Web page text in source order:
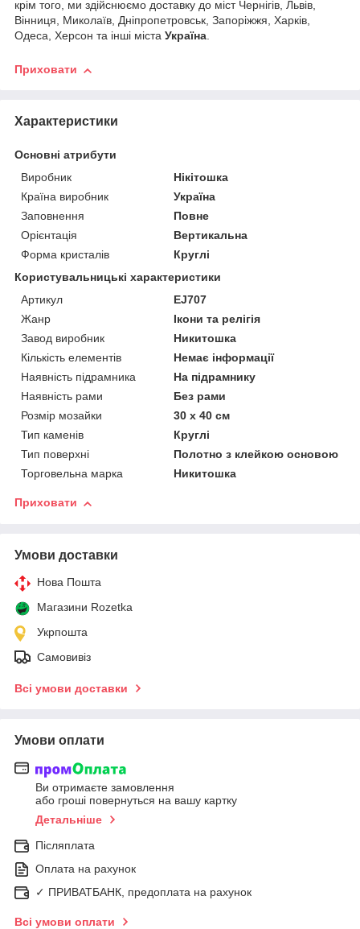
крім того, ми здійснюємо доставку до міст Чернігів, Львів,
Вінниця, Миколаїв, Дніпропетровськ, Запоріжжя, Харків,
Одеса, Херсон та інші міста Україна.
Приховати
Характеристики
Основні атрибути
Виробник
Нікітошка
Країна виробник
Україна
Заповнення
Повне
Орієнтація
Вертикальна
Форма кристалів
Круглі
Користувальницькі характеристики
Артикул
EJ707
Жанр
Ікони та релігія
Завод виробник
Никитошка
Кількість елементів
Немає інформації
Наявність підрамника
На підрамнику
Наявність рами
Без рами
Розмір мозайки
30 х 40 см
Тип каменів
Круглі
Тип поверхні
Полотно з клейкою основою
Торговельна марка
Никитошка
Приховати
Умови доставки
Нова Пошта
Магазини Rozetka
Укрпошта
Самовивіз
Всі умови доставки
Умови оплати
Ви отримаєте замовлення
або гроші повернуться на вашу картку
Детальніше
Післяплата
Оплата на рахунок
✓ ПРИВАТБАНК, предоплата на рахунок
Всі умови оплати